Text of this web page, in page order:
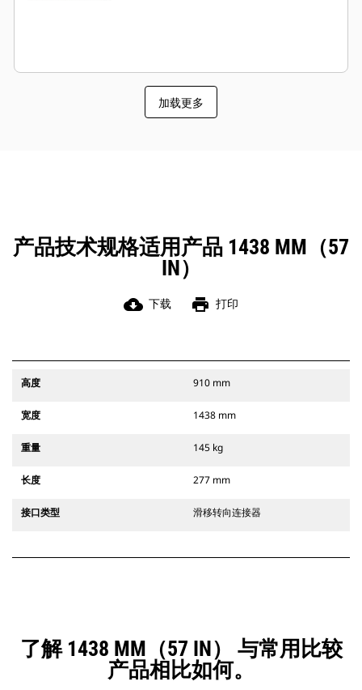
加载更多
产品技术规格适用产品 1438 MM（57
IN）
cloud_download 下载 print 打印
高度 910 mm
宽度 1438 mm
重量 145 kg
长度 277 mm
接口类型 滑移转向连接器
了解 1438 MM（57 IN） 与常用比较
产品相比如何。